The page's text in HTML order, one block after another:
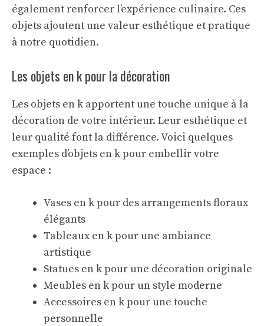
également renforcer l’expérience culinaire. Ces
objets ajoutent une valeur esthétique et pratique
à notre quotidien.
Les objets en k pour la décoration
Les objets en k apportent une touche unique à la
décoration de votre intérieur. Leur esthétique et
leur qualité font la différence. Voici quelques
exemples d’objets en k pour embellir votre
espace :
Vases en k pour des arrangements floraux
élégants
Tableaux en k pour une ambiance
artistique
Statues en k pour une décoration originale
Meubles en k pour un style moderne
Accessoires en k pour une touche
personnelle